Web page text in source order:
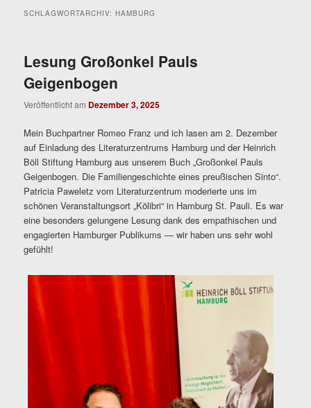
SCHLAGWORTARCHIV: HAMBURG
Lesung Großonkel Pauls
Geigenbogen
Veröffentlicht am Dezember 3, 2025
Mein Buchpartner Romeo Franz und ich lasen am 2. Dezember
auf Einladung des Literaturzentrums Hamburg und der Heinrich
Böll Stiftung Hamburg aus unserem Buch „Großonkel Pauls
Geigenbogen. Die Familiengeschichte eines preußischen Sinto“.
Patricia Paweletz vom Literaturzentrum moderierte uns im
schönen Veranstaltungsort „Kölibri“ in Hamburg St. Pauli. Es war
eine besonders gelungene Lesung dank des empathischen und
engagierten Hamburger Publikums — wir haben uns sehr wohl
gefühlt!